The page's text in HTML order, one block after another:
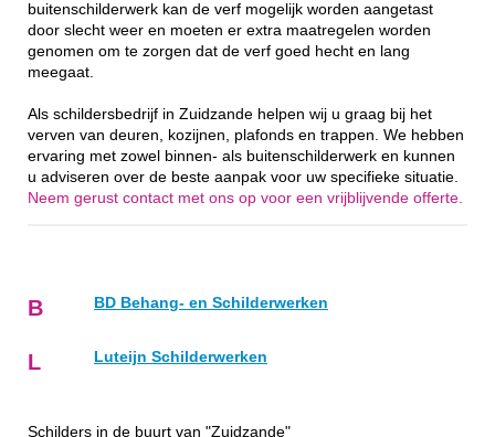
buitenschilderwerk kan de verf mogelijk worden aangetast
door slecht weer en moeten er extra maatregelen worden
genomen om te zorgen dat de verf goed hecht en lang
meegaat.
Als schildersbedrijf in Zuidzande helpen wij u graag bij het
verven van deuren, kozijnen, plafonds en trappen. We hebben
ervaring met zowel binnen- als buitenschilderwerk en kunnen
u adviseren over de beste aanpak voor uw specifieke situatie.
Neem gerust contact met ons op voor een vrijblijvende offerte.
B BD Behang- en Schilderwerken
L Luteijn Schilderwerken
Schilders in de buurt van "Zuidzande"